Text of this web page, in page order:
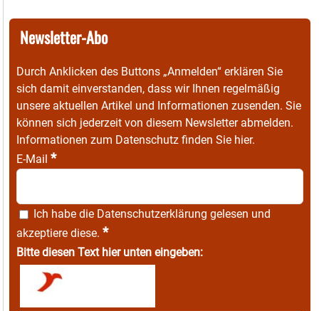
Newsletter-Abo
Durch Anklicken des Buttons „Anmelden“ erklären Sie
sich damit einverstanden, dass wir Ihnen regelmäßig
unsere aktuellen Artikel und Informationen zusenden. Sie
können sich jederzeit von diesem Newsletter abmelden.
Informationen zum Datenschutz finden Sie hier.
E-Mail *
Ich habe die Datenschutzerklärung gelesen und
akzeptiere diese. *
Bitte diesen Text hier unten eingeben: